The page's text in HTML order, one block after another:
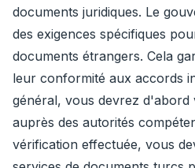
documents juridiques. Le
des exigences spécifiques
documents étrangers. Cela
leur conformité aux accords
général, vous devrez d'abord
auprès des autorités
vérification effectuée, vous